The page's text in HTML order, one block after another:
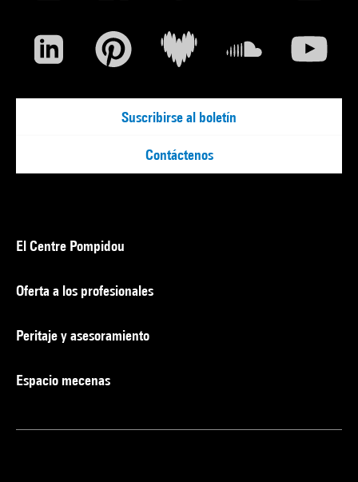
Suscribirse al boletín
Contáctenos
El Centre Pompidou
Oferta a los profesionales
Peritaje y asesoramiento
Espacio mecenas